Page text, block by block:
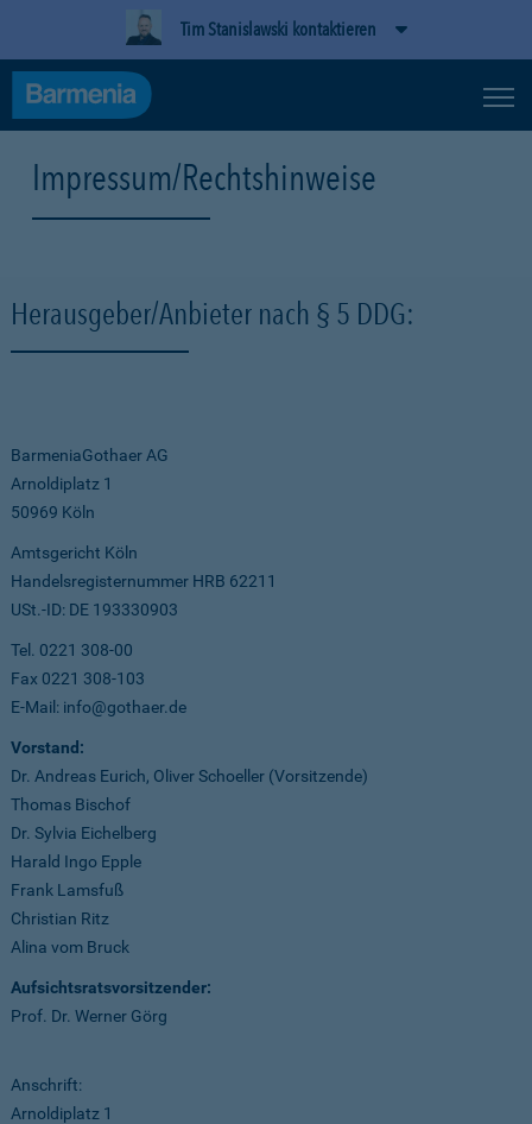
Tim Stanislawski kontaktieren
Impressum/Rechtshinweise
Herausgeber/Anbieter nach § 5 DDG:
BarmeniaGothaer AG
Arnoldiplatz 1
50969 Köln
Amtsgericht Köln
Handelsregisternummer HRB 62211
USt.-ID: DE 193330903
Tel. 0221 308-00
Fax 0221 308-103
E-Mail: info@gothaer.de
Vorstand:
Dr. Andreas Eurich, Oliver Schoeller (Vorsitzende)
Thomas Bischof
Dr. Sylvia Eichelberg
Harald Ingo Epple
Frank Lamsfuß
Christian Ritz
Alina vom Bruck
Aufsichtsratsvorsitzender:
Prof. Dr. Werner Görg
Anschrift:
Arnoldiplatz 1